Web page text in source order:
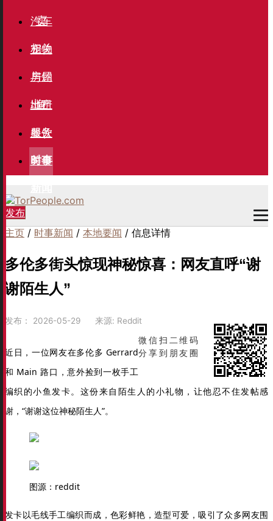
卖
汽车
相关
宠物
与钓
鱼
房屋
出租
地产
服务
餐饮
美食
时事
发布
主页 / 时事新闻 / 本地要闻 / 信息详情
多伦多街头惊现神秘惊喜：网友直呼“谢
谢陌生人”
发布： 2026-05-29 来源: Reddit
微信扫二维码
分享到朋友圈
近日，一位网友在多伦多 Gerrard
和 Main 路口，意外捡到一枚手工
编织的小鱼发卡。这份来自陌生人的小礼物，让他忍不住发帖感
谢，“谢谢这位神秘陌生人”。
图源：reddit
发卡以毛线手工编织而成，色彩鲜艳，造型可爱，吸引了众多网友围